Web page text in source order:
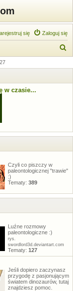
Zaloguj się
się
k
w czasie...
Czyli co piszczy w
paleontologicznej "trawie"
:)
Tematy: 389
Luźne rozmowy
paleontologiczne :)
rys.
swordlord3d.deviantart.com
Tematy: 127
Jeśli dopiero zaczynasz
przygodę z pasjonującym
światem dinozaurów, tutaj
znajdziesz pomoc.